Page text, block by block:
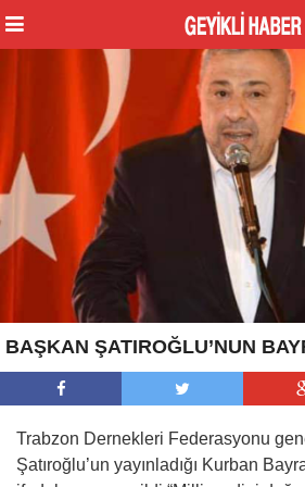
BAŞKAN ŞATIROĞLU’NUN
Trabzon Dernekleri Federasyonu
Şatıroğlu’un yayınladığı Kurban